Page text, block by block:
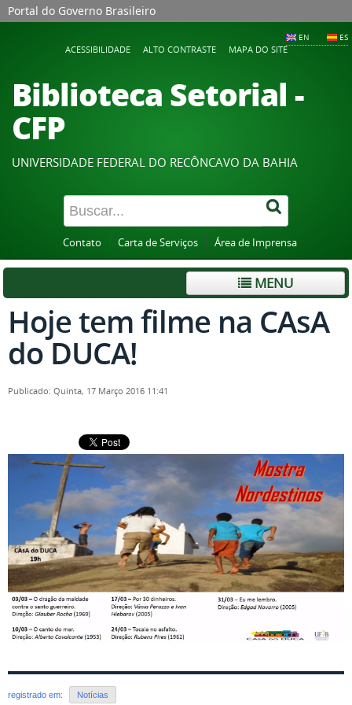
Portal do Governo Brasileiro
EN ES
ACESSIBILIDADE ALTO CONTRASTE MAPA DO SITE
Biblioteca Setorial -
CFP
UNIVERSIDADE FEDERAL DO RECÔNCAVO DA BAHIA
Contato Carta de Serviços Área de Imprensa
MENU
Hoje tem filme na CAsA
do DUCA!
Publicado: Quinta, 17 Março 2016 11:41
registrado em: Notícias